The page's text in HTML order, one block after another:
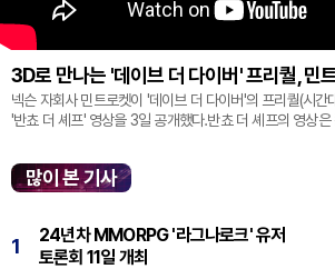
3D로 만나는 '데이브 더 다이버' 프리퀄, 민
넥슨 자회사 민트로켓이 '데이브 더 다이버'의 프리퀄(시간
'반쵸 더 셰프' 영상을 3일 공개했다.반쵸 더 셰프의 영상은
많이 본 기사
1
24년차 MMORPG '라그나로크' 유저
토론회 11일 개최